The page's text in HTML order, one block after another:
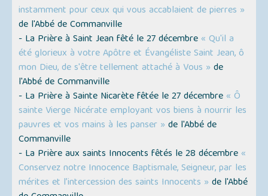
instamment pour ceux qui vous accablaient de pierres »
de l'Abbé de Commanville
- La Prière à Saint Jean fêté le 27 décembre « Qu'il a
été glorieux à votre Apôtre et Évangéliste Saint Jean, ô
mon Dieu, de s'être tellement attaché à Vous » de
l'Abbé de Commanville
- La Prière à Sainte Nicarète fêtée le 27 décembre « Ô
sainte Vierge Nicérate employant vos biens à nourrir les
pauvres et vos mains à les panser » de l'Abbé de
Commanville
- La Prière aux saints Innocents fêtés le 28 décembre «
Conservez notre Innocence Baptismale, Seigneur, par les
mérites et l’intercession des saints Innocents » de l'Abbé